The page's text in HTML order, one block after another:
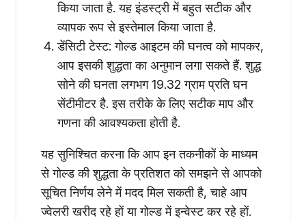
किया जाता है. यह इंडस्ट्री में बहुत सटीक और
व्यापक रूप से इस्तेमाल किया जाता है.
डेंसिटी टेस्ट: गोल्ड आइटम की घनत्व को मापकर,
आप इसकी शुद्धता का अनुमान लगा सकते हैं. शुद्ध
सोने की घनता लगभग 19.32 ग्राम प्रति घन
सेंटीमीटर है. इस तरीके के लिए सटीक माप और
गणना की आवश्यकता होती है.
यह सुनिश्चित करना कि आप इन तकनीकों के माध्यम
से गोल्ड की शुद्धता के प्रतिशत को समझने से आपको
सूचित निर्णय लेने में मदद मिल सकती है, चाहे आप
ज्वेलरी खरीद रहे हों या गोल्ड में इन्वेस्ट कर रहे हों.